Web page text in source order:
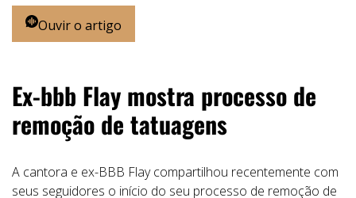
Ouvir o artigo
Ex-bbb Flay mostra processo de
remoção de tatuagens
A cantora e ex-BBB Flay compartilhou recentemente com
seus seguidores o início do seu processo de remoção de